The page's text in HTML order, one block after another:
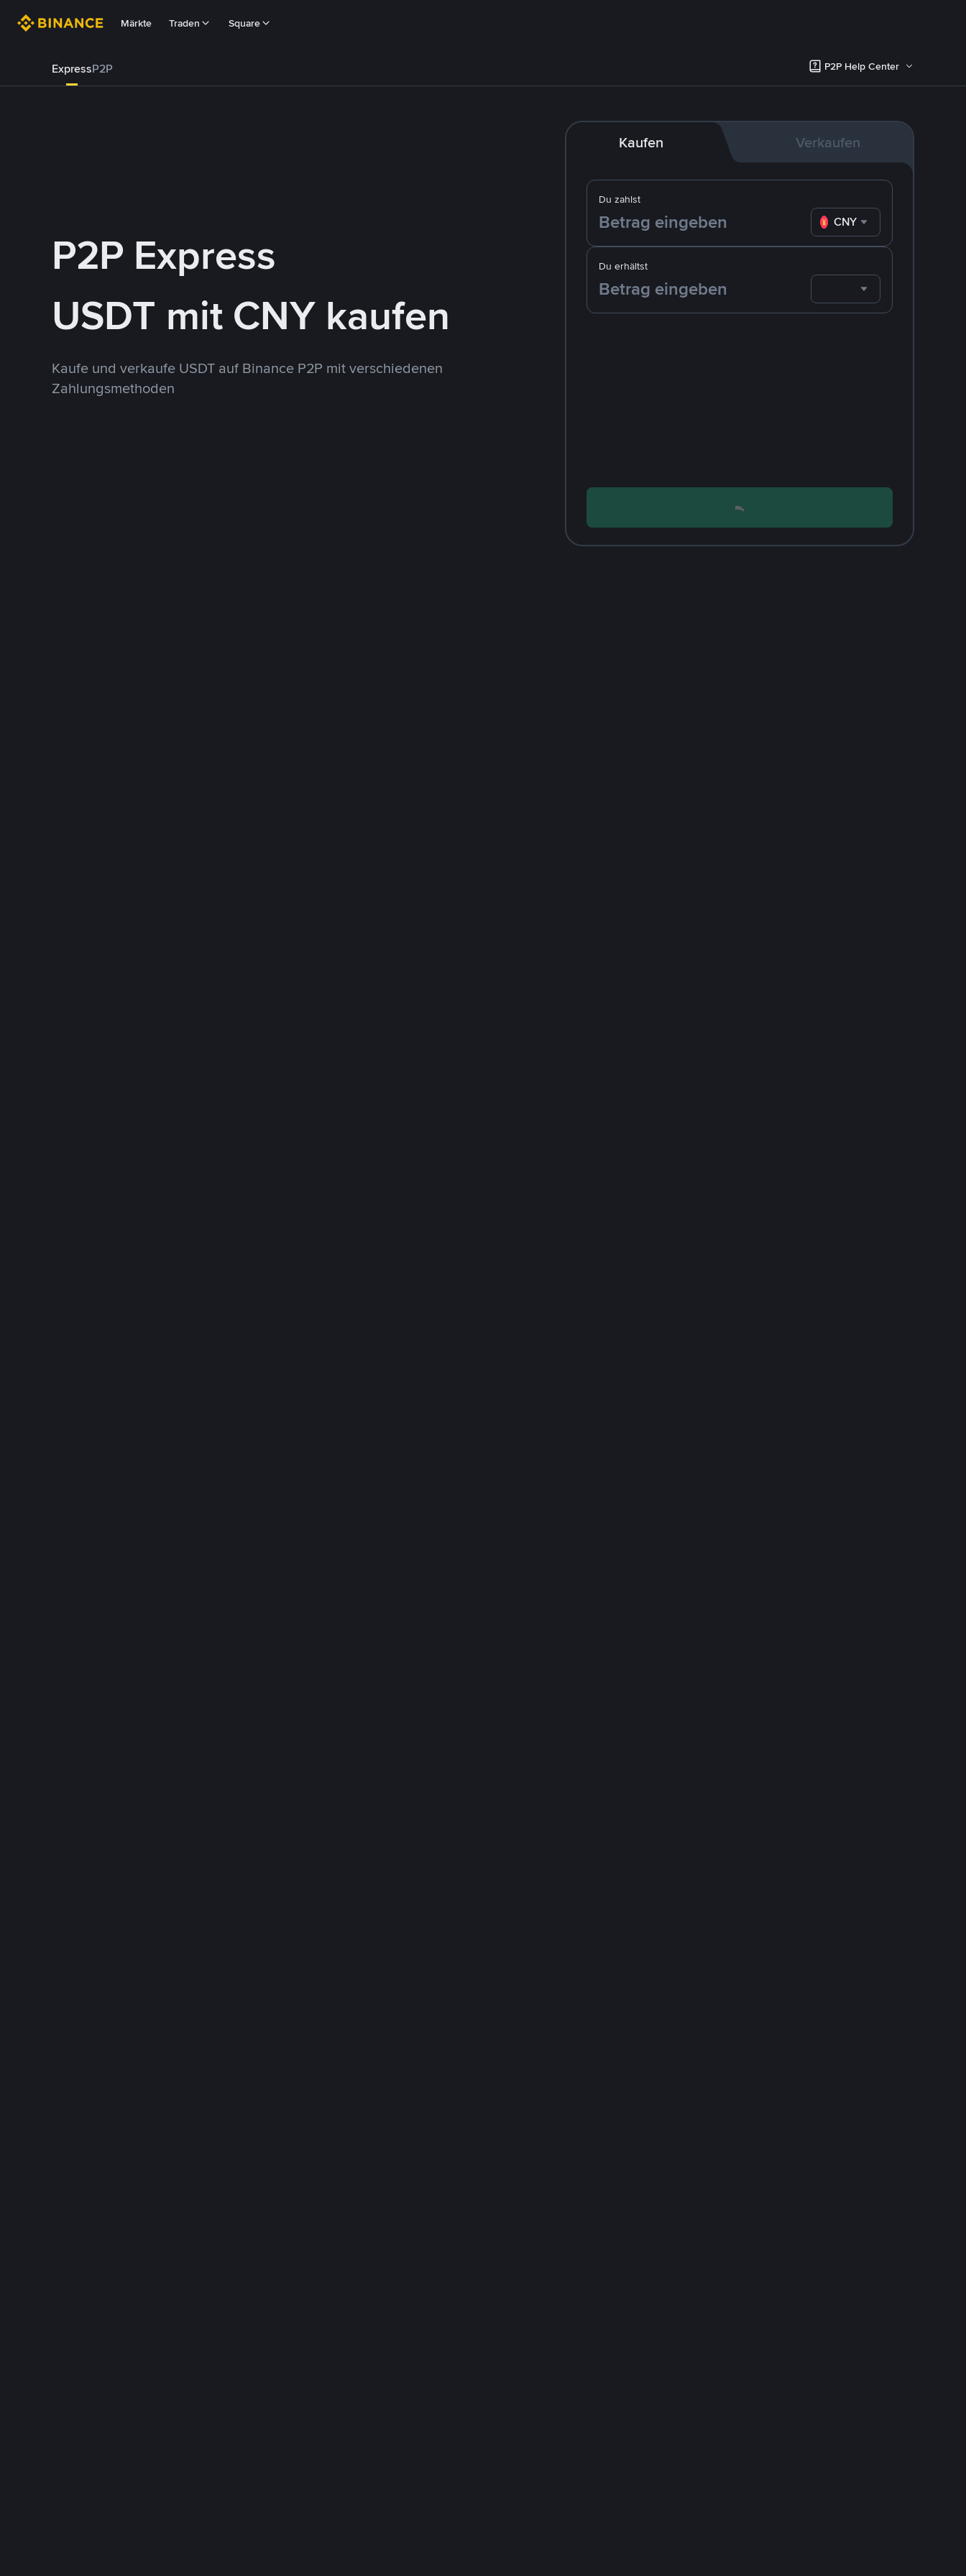
Märkte Traden Square
ExpressP2P P2P Help Center
P2P Express
USDT mit CNY kaufen
Kaufe und verkaufe USDT auf Binance P2P mit verschiedenen
Zahlungsmethoden
Kaufen Verkaufen
Du zahlst
CNY
Du erhältst